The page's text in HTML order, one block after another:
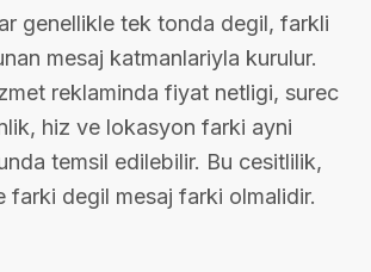
genellikle tek tonda degil, farkli
mesaj katmanlariyla kurulur.
reklaminda fiyat netligi, surec
hiz ve lokasyon farki ayni
temsil edilebilir. Bu cesitlilik,
farki degil mesaj farki olmalidir.